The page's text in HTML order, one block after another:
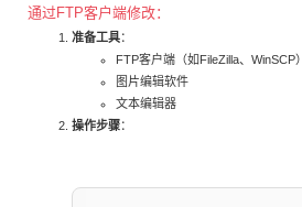
通过FTP客户端修改：
准备工具：
FTP客户端（如FileZilla、WinSCP）
图片编辑软件
文本编辑器
操作步骤：